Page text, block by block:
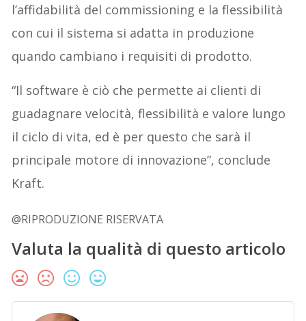
l’affidabilità del commissioning e la flessibilità
con cui il sistema si adatta in produzione
quando cambiano i requisiti di prodotto.
“Il software è ciò che permette ai clienti di
guadagnare velocità, flessibilità e valore lungo
il ciclo di vita, ed è per questo che sarà il
principale motore di innovazione”, conclude
Kraft.
@RIPRODUZIONE RISERVATA
Valuta la qualità di questo articolo